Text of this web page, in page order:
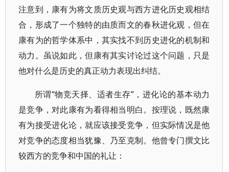
注意到，康有为将文质历史观与西方进化历史观相结
合，形成了一个独特的由质而文的春秋进化观，但在
康有为的哲学体系中，其实找不到历史进化的机制和
动力。虽说如此，但康有其实讨论过这个问题，只是
他对什么是历史的真正动力表现出纠结。
所谓“物竞天择、适者生存”，进化论的基本动力
是竞争，对此康有为看得相当明白。按理说，既然康
有为接受进化论，就应该接受竞争，但实际情况是他
对竞争的态度相当犹豫、乃至克制。他曾专门撰文比
较西方的竞争和中国的礼让：